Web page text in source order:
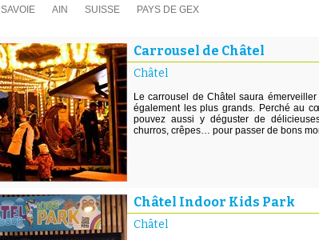
SAVOIE AIN SUISSE PAYS DE GEX
Carrousel de Châtel
Châtel
Le carrousel de Châtel saura
également les plus grands. Perché au
pouvez aussi y déguster de
churros, crêpes… pour passer de bons
Châtel Indoor Kids Park
Châtel